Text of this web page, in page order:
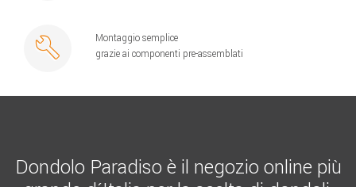
Montaggio semplice
grazie ai componenti pre-assemblati
Dondolo Paradiso è il negozio online più